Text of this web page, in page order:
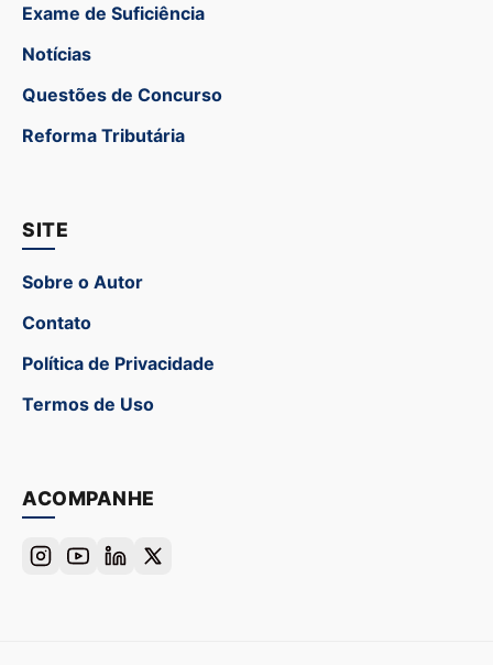
Exame de Suficiência
Notícias
Questões de Concurso
Reforma Tributária
SITE
Sobre o Autor
Contato
Política de Privacidade
Termos de Uso
ACOMPANHE